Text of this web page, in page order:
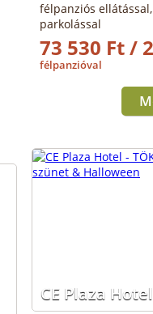
félpanziós
parkolással
73 530 Ft /
félpanzióval
CE Plaza